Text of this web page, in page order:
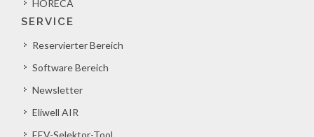
HORECA
SERVICE
Reservierter Bereich
Software Bereich
Newsletter
Eliwell AIR
EEV-Selektor-Tool